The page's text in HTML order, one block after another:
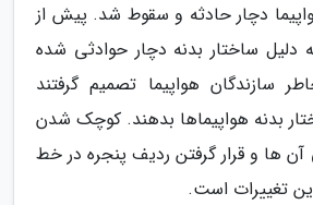
دچار حادثه و سقوط شد. پیش از
دلیل ساختار بدنه دچار حوادثی شده
سازندگان هواپیما تصمیم گرفتند
بدنه هواپیماها بدهند. کوچک شدن
آن ها و قرار گرفتن ردیف پنجره در خط
تغییرات است.